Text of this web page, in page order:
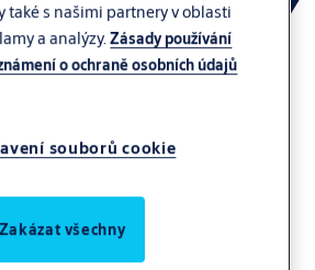
také s našimi partnery v oblasti
a analýzy.Zásady používání
o ochraně osobních údajů
souborů cookie
Zakázat všechny